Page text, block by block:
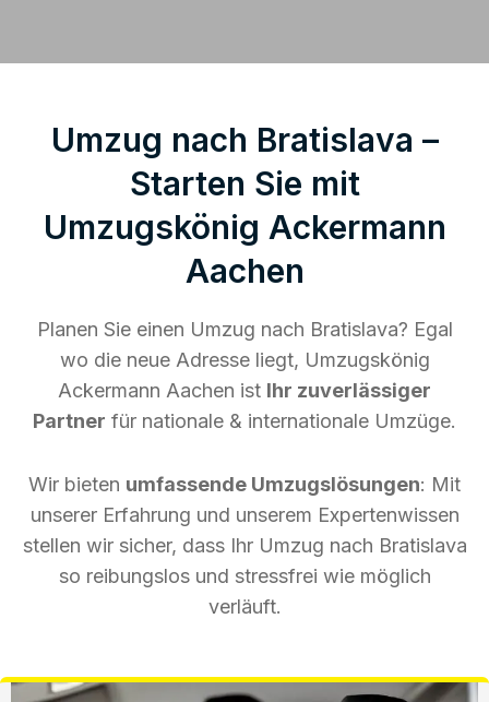
Umzug nach Bratislava –
Starten Sie mit
Umzugskönig Ackermann
Aachen
Planen Sie einen Umzug nach Bratislava? Egal
wo die neue Adresse liegt, Umzugskönig
Ackermann Aachen ist Ihr zuverlässiger
Partner für nationale & internationale Umzüge.
Wir bieten umfassende Umzugslösungen: Mit
unserer Erfahrung und unserem Expertenwissen
stellen wir sicher, dass Ihr Umzug nach Bratislava
so reibungslos und stressfrei wie möglich
verläuft.